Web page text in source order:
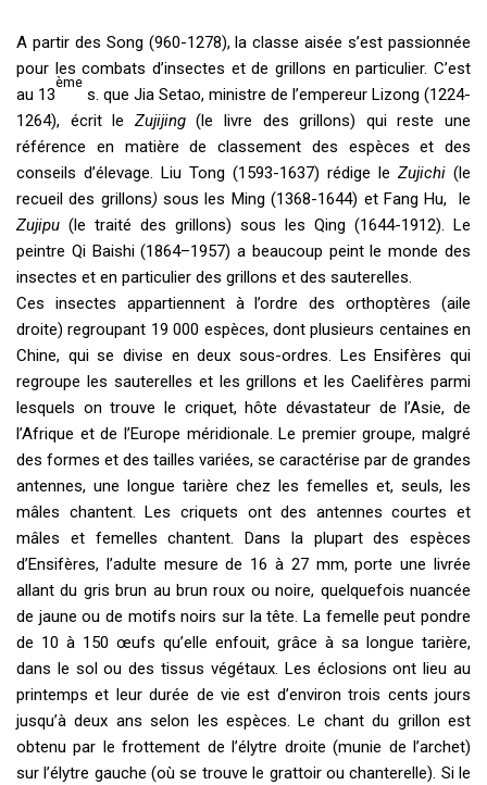
A partir des Song (960-1278), la classe aisée s’est passionnée
pour les combats d’insectes et de grillons en particulier. C’est
au 13
ème
s. que Jia Setao, ministre de l’empereur Lizong (1224-
1264), écrit le Zujijing(le livre des grillons) qui reste une
référence en matière de classement des espèces et des
conseils d’élevage. Liu Tong (1593-1637) rédige le Zujichi (le
recueil des grillons) sous les Ming (1368-1644) et Fang Hu, le
Zujipu (le traité des grillons) sous les Qing (1644-1912). Le
peintre Qi Baishi (1864–1957) a beaucoup peint le monde des
insectes et en particulier des grillons et des sauterelles.
Ces insectes appartiennent à l’ordre des orthoptères (aile
droite) regroupant 19 000 espèces, dont plusieurs centaines en
Chine, qui se divise en deux sous-ordres. Les Ensifères qui
regroupe les sauterelles et les grillons et les Caelifères parmi
lesquels on trouve le criquet, hôte dévastateur de l’Asie, de
l’Afrique et de l’Europe méridionale. Le premier groupe, malgré
des formes et des tailles variées, se caractérise par de grandes
antennes, une longue tarière chez les femelles et, seuls, les
mâles chantent. Les criquets ont des antennes courtes et
mâles et femelles chantent. Dans la plupart des espèces
d’Ensifères, l’adulte mesure de 16 à 27 mm, porte une livrée
allant du gris brun au brun roux ou noire, quelquefois nuancée
de jaune ou de motifs noirs sur la tête. La femelle peut pondre
de 10 à 150 œufs qu’elle enfouit, grâce à sa longue tarière,
dans le sol ou des tissus végétaux. Les éclosions ont lieu au
printemps et leur durée de vie est d’environ trois cents jours
jusqu’à deux ans selon les espèces. Le chant du grillon est
obtenu par le frottement de l’élytre droite (munie de l’archet)
sur l’élytre gauche (où se trouve le grattoir ou chanterelle). Si le